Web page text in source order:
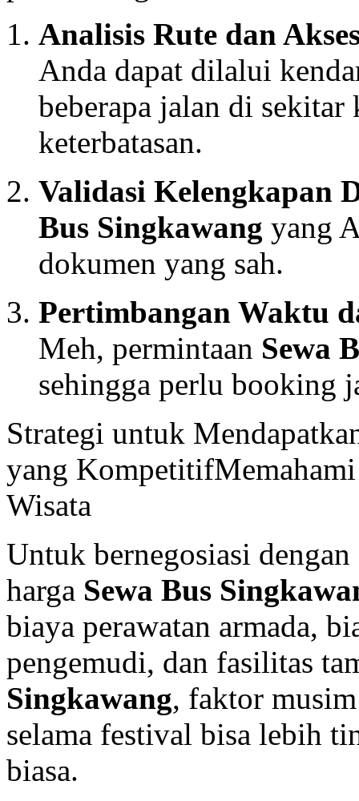
Analisis Rute dan
Anda dapat dilalui
beberapa jalan di
keterbatasan.
Validasi Kelengkapan
Bus Singkawang yang
dokumen yang sah.
Pertimbangan Waktu
Meh, permintaan Sewa
sehingga perlu booking
Strategi untuk
yang
Wisata
Untuk bernegosiasi
harga Sewa Bus
biaya perawatan armada,
pengemudi, dan fasilitas
Singkawang, faktor
selama festival bisa lebih
biasa.